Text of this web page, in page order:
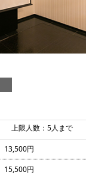
上限人数：5人まで
13,500円
15,500円